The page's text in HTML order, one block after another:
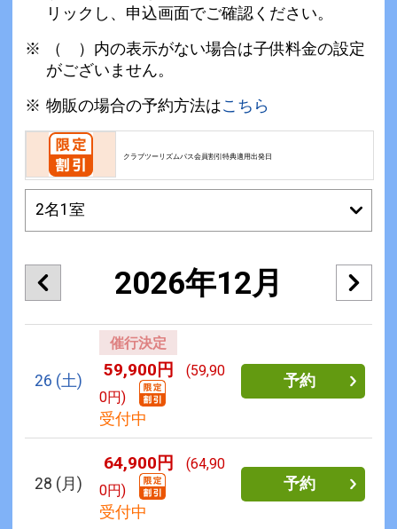
リックし、申込画面でご確認ください。
（ ）内の表示がない場合は子供料金の設定
がございません。
物販の場合の予約方法はこちら
クラブツーリズムパス会員割引特典適用出発日
2026年12月
26 (土)
催行決定
59,900円
(59,90
0円)
受付中
予約
28 (月)
64,900円
(64,90
0円)
受付中
予約